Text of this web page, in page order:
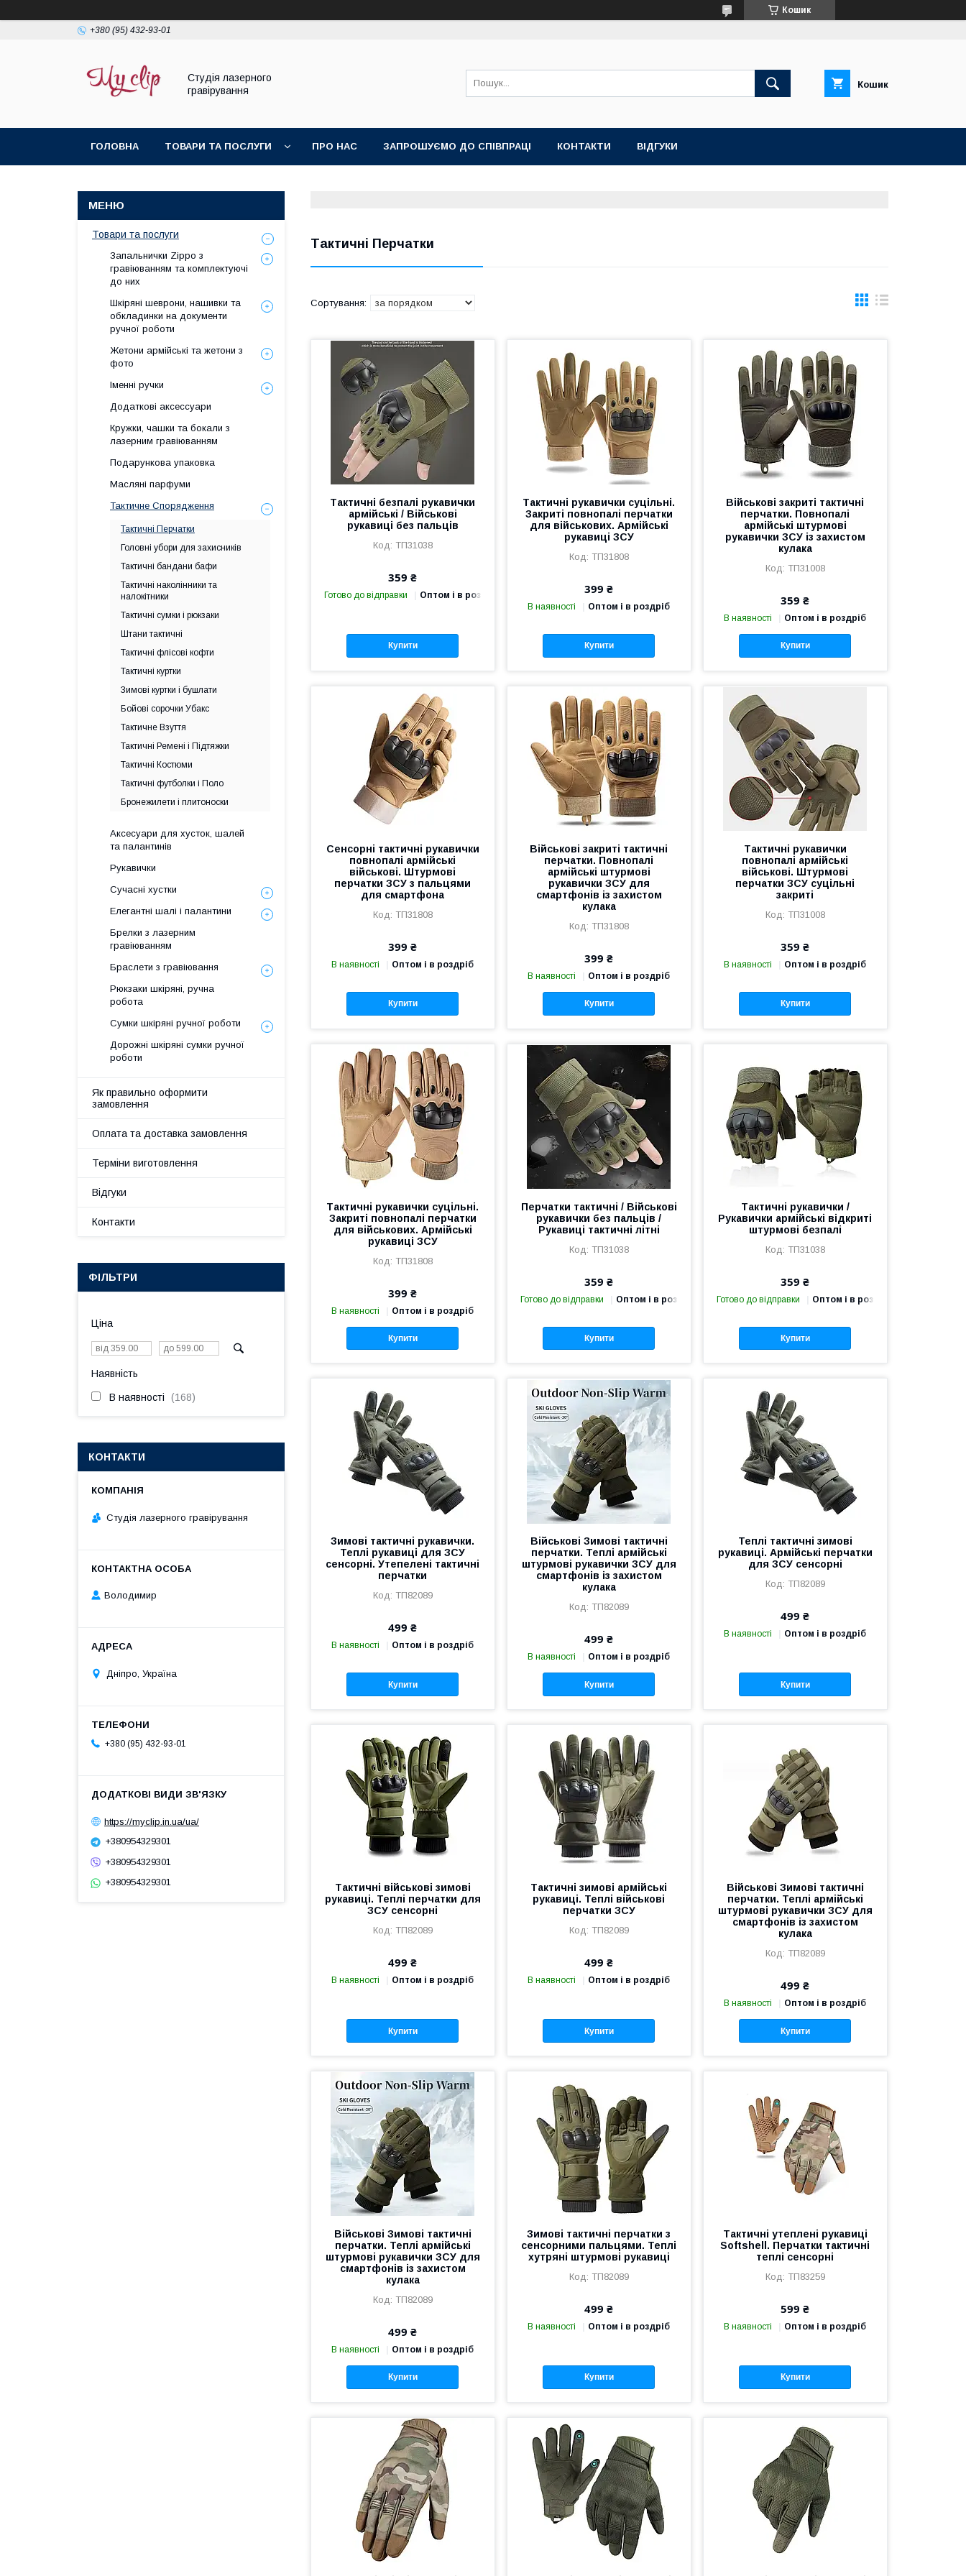
Кошик
+380 (95) 432-93-01
Студія лазерного
гравірування
Кошик
ГОЛОВНА ТОВАРИ ТА ПОСЛУГИ ПРО НАС ЗАПРОШУЄМО ДО СПІВПРАЦІ КОНТАКТИ ВІДГУКИ
Тактичні Перчатки
Тактичні безпалі рукавички
армійські / Військові
рукавиці без пальців
ТП31038
359 ₴
Готово до відправки Оптом і в роздріб
Купити
Тактичні рукавички суцільні.
Закриті повнопалі перчатки
для військових. Армійські
рукавиці ЗСУ
ТП31808
399 ₴
В наявності Оптом і в роздріб
Купити
Військові закриті тактичні
перчатки. Повнопалі
армійські штурмові
рукавички ЗСУ із захистом
кулака
ТП31008
359 ₴
В наявності Оптом і в роздріб
Купити
Сенсорні тактичні рукавички
повнопалі армійські
військові. Штурмові
перчатки ЗСУ з пальцями
для смартфона
ТП31808
399 ₴
В наявності Оптом і в роздріб
Купити
Військові закриті тактичні
перчатки. Повнопалі
армійські штурмові
рукавички ЗСУ для
смартфонів із захистом
кулака
ТП31808
399 ₴
В наявності Оптом і в роздріб
Купити
Тактичні рукавички
повнопалі армійські
військові. Штурмові
перчатки ЗСУ суцільні
закриті
ТП31008
359 ₴
В наявності Оптом і в роздріб
Купити
Тактичні рукавички суцільні.
Закриті повнопалі перчатки
для військових. Армійські
рукавиці ЗСУ
ТП31808
399 ₴
В наявності Оптом і в роздріб
Купити
Перчатки тактичні / Військові
рукавички без пальців /
Рукавиці тактичні літні
ТП31038
359 ₴
Готово до відправки Оптом і в роздріб
Купити
Тактичні рукавички /
Рукавички армійські відкриті
штурмові безпалі
ТП31038
359 ₴
Готово до відправки Оптом і в роздріб
Купити
Зимові тактичні рукавички.
Теплі рукавиці для ЗСУ
сенсорні. Утепелені тактичні
перчатки
ТП82089
499 ₴
В наявності Оптом і в роздріб
Купити
Військові Зимові тактичні
перчатки. Теплі армійські
штурмові рукавички ЗСУ для
смартфонів із захистом
кулака
ТП82089
499 ₴
В наявності Оптом і в роздріб
Купити
Теплі тактичні зимові
рукавиці. Армійські перчатки
для ЗСУ сенсорні
ТП82089
499 ₴
В наявності Оптом і в роздріб
Купити
Тактичні військові зимові
рукавиці. Теплі перчатки для
ЗСУ сенсорні
ТП82089
499 ₴
В наявності Оптом і в роздріб
Купити
Тактичні зимові армійські
рукавиці. Теплі військові
перчатки ЗСУ
ТП82089
499 ₴
В наявності Оптом і в роздріб
Купити
Військові Зимові тактичні
перчатки. Теплі армійські
штурмові рукавички ЗСУ для
смартфонів із захистом
кулака
ТП82089
499 ₴
В наявності Оптом і в роздріб
Купити
Військові Зимові тактичні
перчатки. Теплі армійські
штурмові рукавички ЗСУ для
смартфонів із захистом
кулака
ТП82089
499 ₴
В наявності Оптом і в роздріб
Купити
Зимові тактичні перчатки з
сенсорними пальцями. Теплі
хутряні штурмові рукавиці
ТП82089
499 ₴
В наявності Оптом і в роздріб
Купити
Тактичні утеплені рукавиці
Softshell. Перчатки тактичні
теплі сенсорні
ТП83259
599 ₴
В наявності Оптом і в роздріб
Купити
Товари та послуги
Запальнички Zippo з
гравіюванням та комплектуючі
до них
Шкіряні шеврони, нашивки та
обкладинки на документи
ручної роботи
Жетони армійські та жетони з
фото
Іменні ручки
Додаткові аксессуари
Кружки, чашки та бокали з
лазерним гравіюванням
Подарункова упаковка
Масляні парфуми
Тактичне Спорядження
Тактичні Перчатки
Головні убори для захисників
Тактичні бандани бафи
Тактичні наколінники та
налокітники
Тактичні сумки і рюкзаки
Штани тактичні
Тактичні флісові кофти
Тактичні куртки
Зимові куртки і бушлати
Бойові сорочки Убакс
Тактичне Взуття
Тактичні Ремені і Підтяжки
Тактичні Костюми
Тактичні футболки і Поло
Бронежилети і плитоноски
Аксесуари для хусток, шалей
та палантинів
Рукавички
Сучасні хустки
Елегантні шалі і палантини
Брелки з лазерним
гравіюванням
Браслети з гравіювання
Рюкзаки шкіряні, ручна
робота
Сумки шкіряні ручної роботи
Дорожні шкіряні сумки ручної
роботи
Як правильно оформити
замовлення
Оплата та доставка замовлення
Терміни виготовлення
Відгуки
Контакти
ФІЛЬТРИ
Ціна
Наявність
В наявності 168
КОНТАКТИ
Студія лазерного гравірування
Володимир
Дніпро, Україна
+380 (95) 432-93-01
https://myclip.in.ua/ua/
+380954329301
+380954329301
+380954329301